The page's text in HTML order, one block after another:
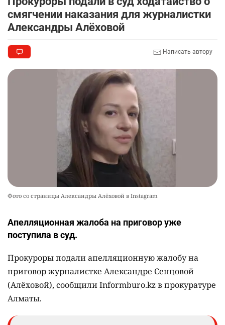
смягчении наказания для журналистки
Александры Алёховой
Написать автору
Фото со страницы Александры Алёховой в Instagram
Апелляционная жалоба на приговор уже
поступила в суд.
Прокуроры подали апелляционную жалобу на
приговор журналистке Александре Сенцовой
(Алёховой), сообщили Informburo.kz в прокуратуре
Алматы.